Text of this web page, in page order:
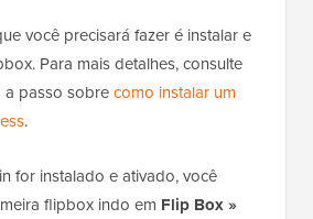
você precisará fazer é instalar e
Para mais detalhes, consulte
passo sobrecomo instalar um
.
for instalado e ativado, você
flipbox indo em Flip Box »